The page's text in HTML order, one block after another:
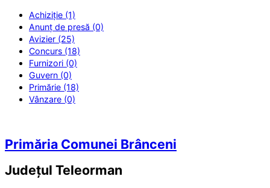
Achiziție (1)
Anunț de presă (0)
Avizier (25)
Concurs (18)
Furnizori (0)
Guvern (0)
Primărie (18)
Vânzare (0)
Primăria Comunei Brânceni
Județul Teleorman